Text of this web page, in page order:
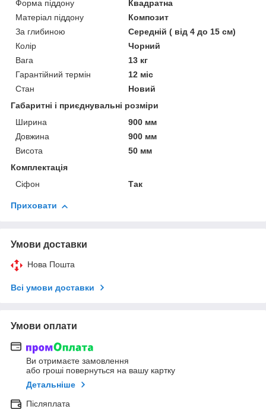
Форма піддону
Квадратна
Матеріал піддону
Композит
За глибиною
Середній ( від 4 до 15 см)
Колір
Чорний
Вага
13 кг
Гарантійний термін
12 міс
Стан
Новий
Габаритні і приєднувальні розміри
Ширина
900 мм
Довжина
900 мм
Висота
50 мм
Комплектація
Сіфон
Так
Приховати
Умови доставки
Нова Пошта
Всі умови доставки
Умови оплати
Ви отримаєте замовлення
або гроші повернуться на вашу картку
Детальніше
Післяплата